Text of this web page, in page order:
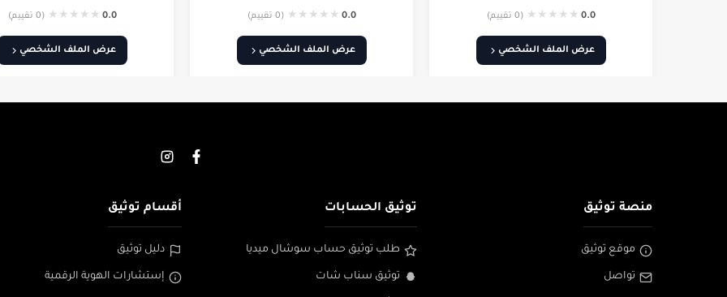
0.0
★
★
★
★
★ (0 تقييم)
عرض الملف الشخصي
0.0
★
★
★
★
★ (0 تقييم)
عرض الملف الشخصي
0.0
★
★
★
★
★ (0 تقييم)
عرض الملف الشخصي
منصة توثيق
موقع توثيق
تواصل
توثيق الحسابات
طلب توثيق حساب سوشال ميديا
توثيق سناب شات
أقسام توثيق
دليل توثيق
إستشارات الهوية الرقمية